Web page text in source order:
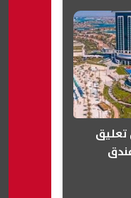
أول تعليق